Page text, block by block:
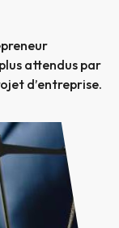
attendus par
d’entreprise.